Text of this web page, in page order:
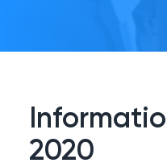
2020